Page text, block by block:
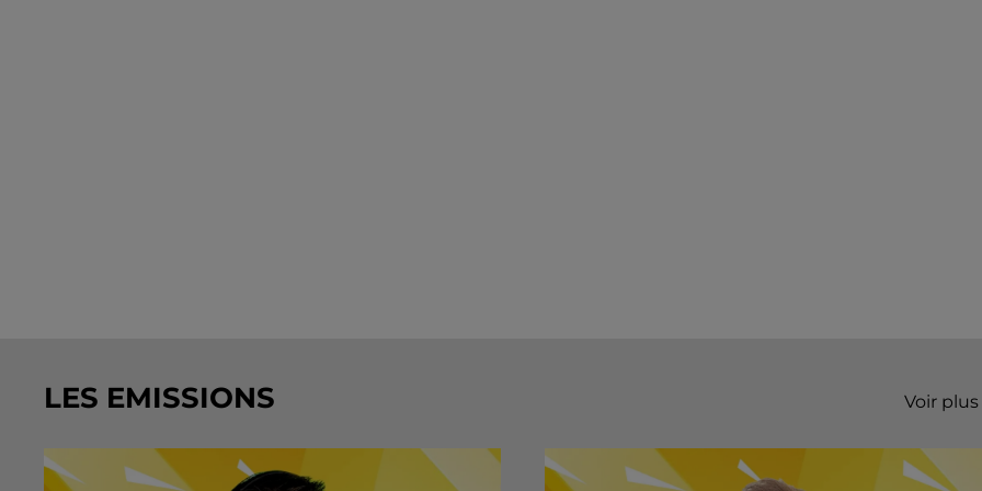
LES EMISSIONS Voir plus